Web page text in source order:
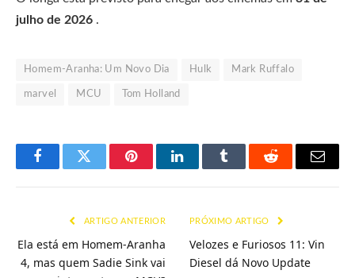
julho de 2026 .
Homem-Aranha: Um Novo Dia Hulk Mark Ruffalo
marvel MCU Tom Holland
FacebookTwitter PinterestLinkedInTumblr Reddit
E-
ARTIGO ANTERIOR
Ela está em Homem-Aranha
4, mas quem Sadie Sink vai
PRÓXIMO ARTIGO
Velozes e Furiosos 11: Vin
Diesel dá Novo Update